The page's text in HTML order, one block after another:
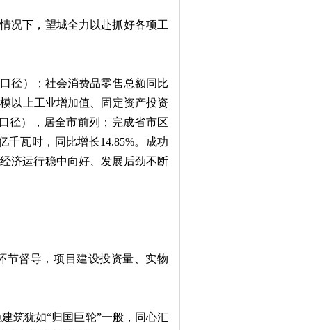
下，望城全力以赴抓好各项工
径）；社会消费品零售总额同比
以上工业增加值、固定资产投资
径），居全市前列；完成省市区
千瓦时，同比增长14.85%。成功
济运行稳中向好、发展后劲不断
督导，项目建设投资量、实物
筑犹如“归国巨轮”一般，同心汇